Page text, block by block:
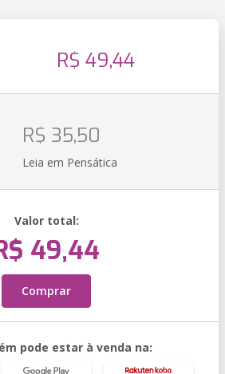
R$ 49,44
R$ 35,50
Leia em Pensática
Valor total:
49,44
Comprar
pode estar à venda na: